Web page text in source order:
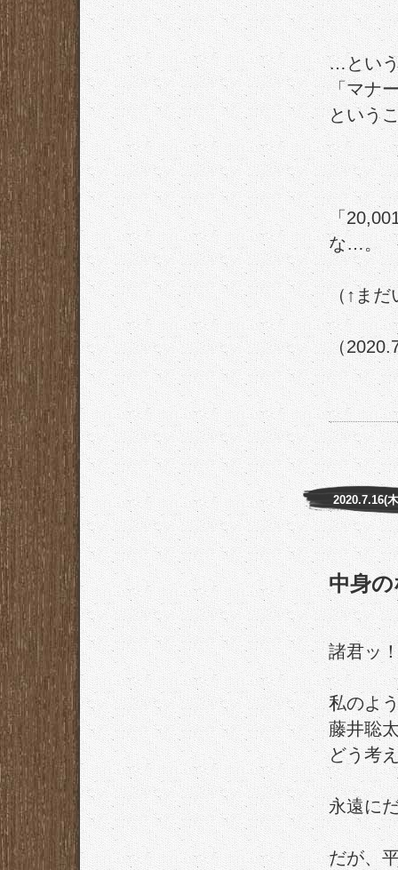
…とい
「マナ
という
「
な…。
（↑ま
（
2020.7.16(
中身
諸君ッ
私のよ
藤井聡
どう考
永遠に
だが、